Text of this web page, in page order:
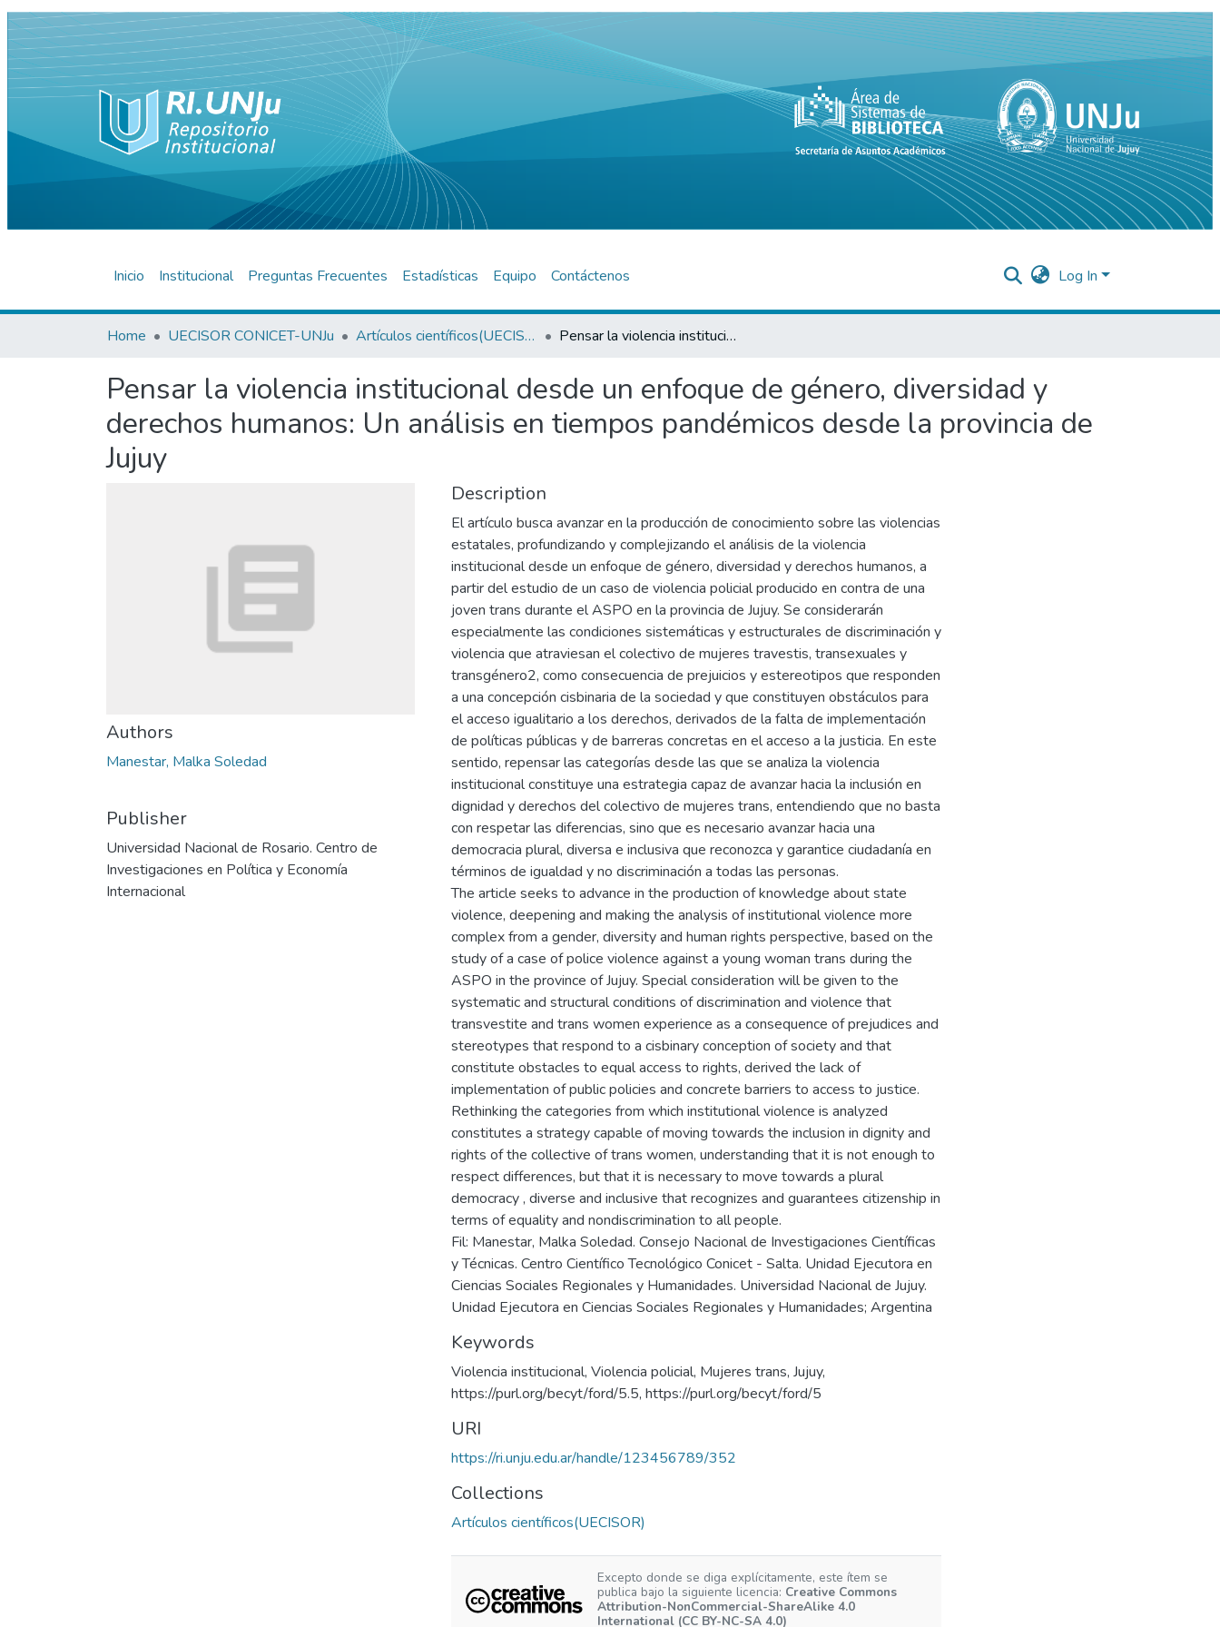
Inicio Institucional Preguntas Frecuentes Estadísticas Equipo Contáctenos Log In
Home UECISOR CONICET-UNJu Artículos científicos(UECISOR) Pensar la violencia institucional desde un enfoque de género, diversidad y derechos humanos: Un análisis en tiempos pandémicos desde la provincia de Jujuy
Pensar la violencia institucional desde un enfoque de género, diversidad y
derechos humanos: Un análisis en tiempos pandémicos desde la provincia de
Jujuy
Authors
Manestar, Malka Soledad
Publisher
Universidad Nacional de Rosario. Centro de
Investigaciones en Política y Economía
Internacional
Description
El artículo busca avanzar en la producción de conocimiento sobre las violencias
estatales, profundizando y complejizando el análisis de la violencia
institucional desde un enfoque de género, diversidad y derechos humanos, a
partir del estudio de un caso de violencia policial producido en contra de una
joven trans durante el ASPO en la provincia de Jujuy. Se considerarán
especialmente las condiciones sistemáticas y estructurales de discriminación y
violencia que atraviesan el colectivo de mujeres travestis, transexuales y
transgénero2, como consecuencia de prejuicios y estereotipos que responden
a una concepción cisbinaria de la sociedad y que constituyen obstáculos para
el acceso igualitario a los derechos, derivados de la falta de implementación
de políticas públicas y de barreras concretas en el acceso a la justicia. En este
sentido, repensar las categorías desde las que se analiza la violencia
institucional constituye una estrategia capaz de avanzar hacia la inclusión en
dignidad y derechos del colectivo de mujeres trans, entendiendo que no basta
con respetar las diferencias, sino que es necesario avanzar hacia una
democracia plural, diversa e inclusiva que reconozca y garantice ciudadanía en
términos de igualdad y no discriminación a todas las personas.
The article seeks to advance in the production of knowledge about state
violence, deepening and making the analysis of institutional violence more
complex from a gender, diversity and human rights perspective, based on the
study of a case of police violence against a young woman trans during the
ASPO in the province of Jujuy. Special consideration will be given to the
systematic and structural conditions of discrimination and violence that
transvestite and trans women experience as a consequence of prejudices and
stereotypes that respond to a cisbinary conception of society and that
constitute obstacles to equal access to rights, derived the lack of
implementation of public policies and concrete barriers to access to justice.
Rethinking the categories from which institutional violence is analyzed
constitutes a strategy capable of moving towards the inclusion in dignity and
rights of the collective of trans women, understanding that it is not enough to
respect differences, but that it is necessary to move towards a plural
democracy , diverse and inclusive that recognizes and guarantees citizenship in
terms of equality and nondiscrimination to all people.
Fil: Manestar, Malka Soledad. Consejo Nacional de Investigaciones Científicas
y Técnicas. Centro Científico Tecnológico Conicet - Salta. Unidad Ejecutora en
Ciencias Sociales Regionales y Humanidades. Universidad Nacional de Jujuy.
Unidad Ejecutora en Ciencias Sociales Regionales y Humanidades; Argentina
Keywords
Violencia institucional, Violencia policial, Mujeres trans, Jujuy,
https://purl.org/becyt/ford/5.5, https://purl.org/becyt/ford/5
URI
https://ri.unju.edu.ar/handle/123456789/352
Collections
Artículos científicos(UECISOR)
Excepto donde se diga explícitamente, este ítem se
publica bajo la siguiente licencia: Creative Commons
Attribution-NonCommercial-ShareAlike 4.0
International (CC BY-NC-SA 4.0)